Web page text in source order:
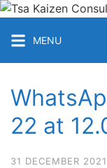
Skip
content
Tsa
Kaizen
Consulting
&
Training
ISO
MENU
22 at
31 DECEMBER 2021